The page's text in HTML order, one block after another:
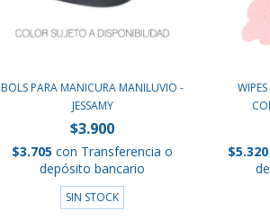
BOLS PARA MANICURA MANILUVIO -
JESSAMY
$3.900
$3.705con Transferencia o
depósito bancario
SIN STOCK
$5.320